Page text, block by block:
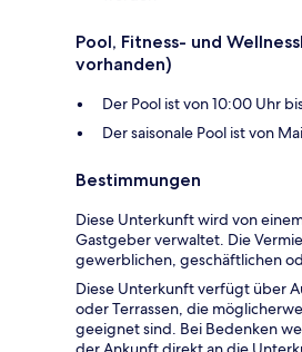
Pool, Fitness- und
vorhanden)
Der Pool ist von 10:00 Uhr
Der saisonale Pool ist von
Bestimmungen
Diese Unterkunft wird von
Gastgeber verwaltet. Die
gewerblichen, geschäftlichen
Diese Unterkunft verfügt über
oder Terrassen, die
geeignet sind. Bei Bedenken